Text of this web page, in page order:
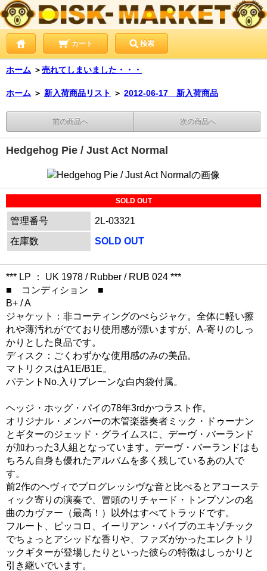
カート 検索
ホーム ＞売れてしまいました・・・
ホーム ＞ 新入荷商品リスト ＞ 2012-06-17 新入荷商品
前の商品へ 次の商品へ
Hedgehog Pie / Just Act Normal
SOLD OUT
管理番号
2L-03321
在庫数
SOLD OUT
*** LP ： UK 1978 / Rubber / RUB 024 ***
■ コンディション ■
B+ / A
ジャケット：非コーティングのぺらジャケ。全体に軽い擦
れや薄汚れがでており使用感が漂いますが、A-寄りのしっ
かりとした良品です。
ディスク：ごくわずかな使用感のみの美品。
マトリクスはA1E/B1E。
パテントNo.入りプレーンな白内袋付属。
ヘッジ・ホッグ・パイの78年3rdかつラスト作。
オリジナル・メンバーの木管楽器奏者ミック・ドゥーナン
とギターのジェッド・グライムスに、デーヴ・バーランド
が加わった3人組となっています。デーヴ・バーランドはも
ちろん自身も優れたアルバムを多く残しているあの人で
す。
前2作のヘヴィでプログレッシヴな音と比べるとアコーステ
ィック寄りの演奏で、冒頭のリチャード・トンプソンの名
曲のカヴァー（最高！）以外はすべてトラッドです。
フルート、ピッコロ、イーリアン・パイプのエキゾチック
でちょっとアシッドな香りや、ファズがかったエレクトリ
ックギターが登場したりといった彼らの特徴はしっかりと
引き継いでいます。